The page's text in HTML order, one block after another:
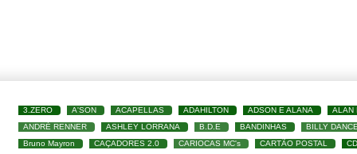
3.ZERO A'SON ACAPELLAS ADAHILTON ADSON E ALANA
ALAN
ANDRÉ RENNER
ASHLEY LORRANA B.D.E BANDINHAS
BILLY
Bruno Mayron
CAÇADORES 2.0 CARIOCAS MC's CARTÃO POSTAL
CD